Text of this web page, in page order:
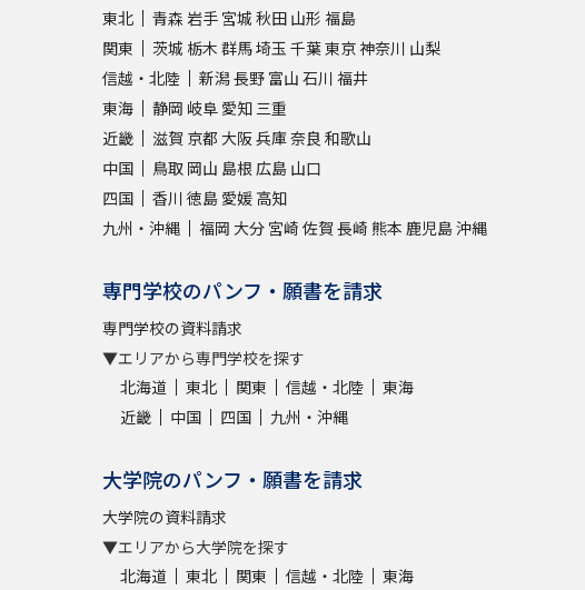
東北
青森 岩手 宮城 秋田 山形 福島
関東
茨城 栃木 群馬埼玉 千葉東京神奈川 山梨
信越・北陸
新潟長野 富山 石川 福井
東海
静岡 岐阜 愛知 三重
近畿
滋賀 京都 大阪兵庫奈良 和歌山
中国
鳥取 岡山 島根 広島 山口
四国
香川 徳島 愛媛 高知
九州・沖縄
福岡 大分 宮崎 佐賀 長崎 熊本 鹿児島沖縄
専門学校のパンフ・願書を請求
専門学校の資料請求
▼エリアから専門学校を探す
北海道
東北 関東 信越・北陸
東海
近畿
中国 四国 九州・沖縄
大学院のパンフ・願書を請求
大学院の資料請求
▼エリアから大学院を探す
北海道
東北 関東 信越・北陸
東海